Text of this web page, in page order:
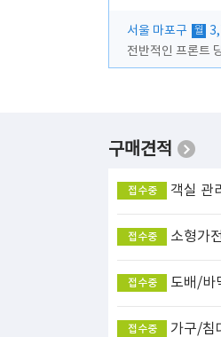
서울 마포구 월
전반적인 프론트
구매견적
객실 관
접수중
소형가전
접수중
도배/바
접수중
가구/침
접수중